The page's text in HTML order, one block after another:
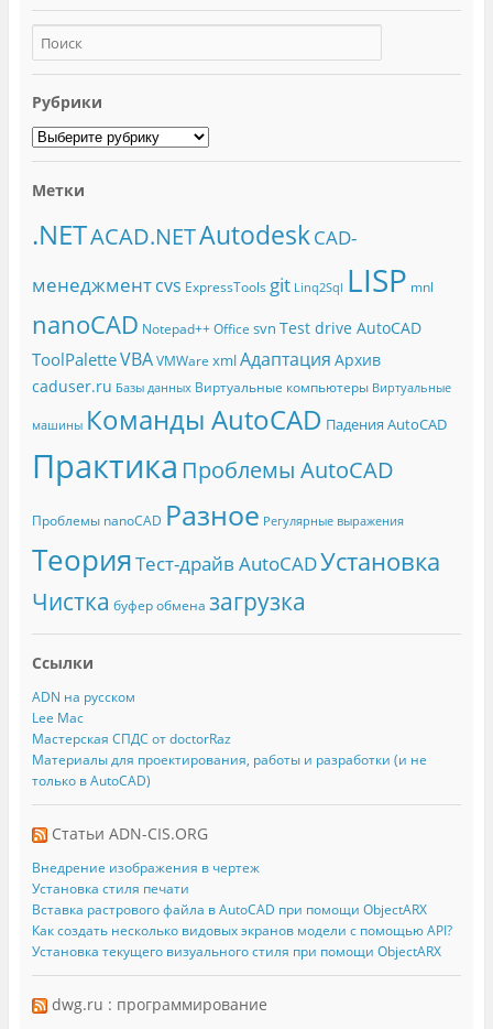
Рубрики
Метки
.NETACAD.NETAutodeskCAD-
менеджмент cvs ExpressTools git Linq2Sql LISP mnl
nanoCAD Notepad++ Office svn Test drive AutoCAD
ToolPaletteVBA VMWare xmlАдаптация Архив
caduser.ru Базы данных Виртуальные компьютеры Виртуальные
машины Команды AutoCAD Падения AutoCAD
Практика Проблемы AutoCAD
Проблемы nanoCAD Разное Регулярные выражения
ТеорияТест-драйв AutoCADУстановка
Чистка буфер обмена загрузка
Ссылки
ADN на русском
Lee Mac
Мастерская СПДС от doctorRaz
Материалы для проектирования, работы и разработки (и не
только в AutoCAD)
Статьи ADN-CIS.ORG
Внедрение изображения в чертеж
Установка стиля печати
Вставка растрового файла в AutoCAD при помощи ObjectARX
Как создать несколько видовых экранов модели с помощью API?
Установка текущего визуального стиля при помощи ObjectARX
dwg.ru : программирование